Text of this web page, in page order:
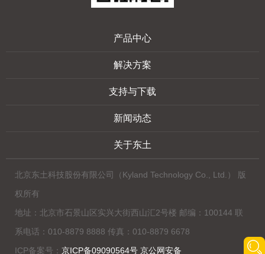
产品中心
解决方案
支持与下载
新闻动态
关于东土
北京东土科技股份有限公司（Kyland Technology Co., Ltd.） 版
权所有
地址：北京市石景山区实兴大街西山汇2号楼 邮编：100144 联
系电话：010-8879 8888 传真：010-8879 6678
ICP备案号： 京ICP备09090564号 京公网安备